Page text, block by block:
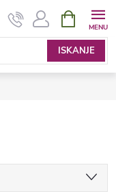
ISKANJE
VOZIČEK